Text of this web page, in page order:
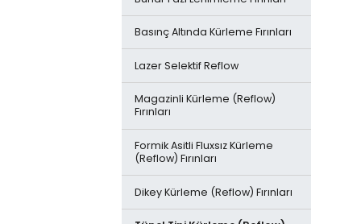
Komponent Dizgi
Basınç Altında Kürleme Fırınları
Lazer Selektif Reflow
Magazinli Kürleme (Reflow)
Fırınları
Formik Asitli Fluxsız Kürleme
(Reflow) Fırınları
Dikey Kürleme (Reflow) Fırınları